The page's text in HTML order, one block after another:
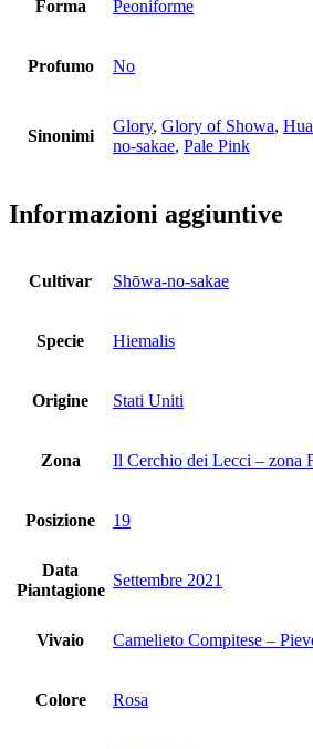
Forma Peoniforme
Profumo No
Sinonimi
Glory, Glory of Showa,
no-sakae, Pale Pink
Informazioni aggiuntive
Cultivar Shōwa-no-sakae
Specie Hiemalis
Origine Stati Uniti
Zona Il Cerchio dei Lecci – zona
Posizione 19
Data
Piantagione
Settembre 2021
Vivaio Camelieto Compitese –
Colore Rosa